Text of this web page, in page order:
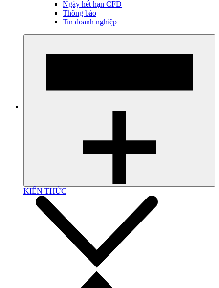
Ngày hết hạn CFD
Thông báo
Tin doanh nghiệp
KIẾN THỨC